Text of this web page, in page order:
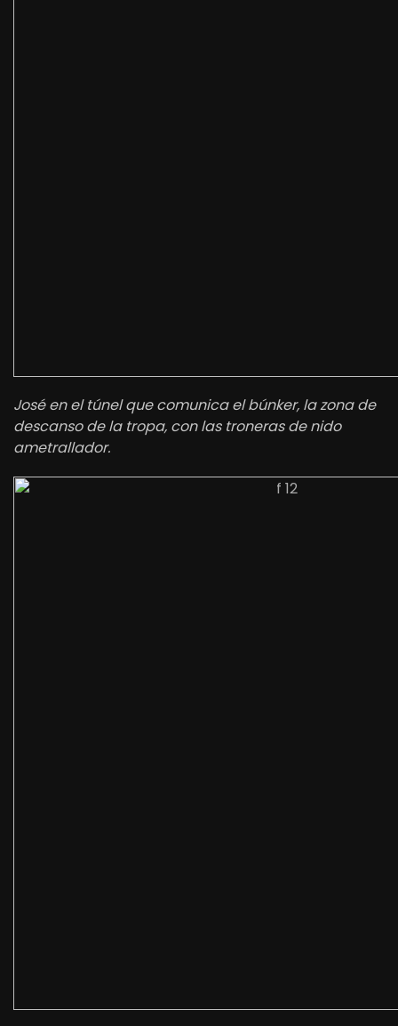
José en el túnel que comunica el búnker, la zona de
descanso de la tropa, con las troneras de nido
ametrallador.